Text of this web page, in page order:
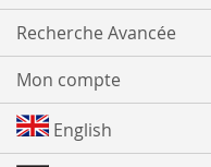
Recherche Avancée
Mon compte
English